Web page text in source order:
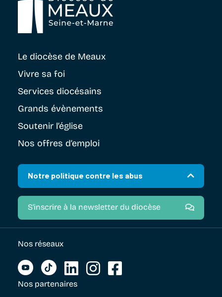
Le diocèse de Meaux
Vivre sa foi
Services diocésains
Grands évènements
Soutenir l’église
Nos offres d’emploi
Notre politique contre les abus
S'inscrire à la newsletter du diocèse
Nos réseaux
Nos partenaires